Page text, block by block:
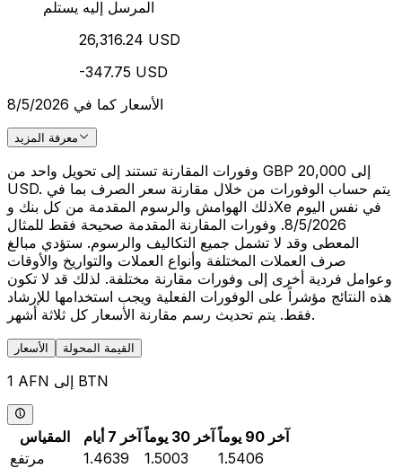
المرسل إليه يستلم
26,316.24 USD
-347.75 USD
الأسعار كما في 8/5/2026
معرفة المزيد
وفورات المقارنة تستند إلى تحويل واحد من GBP 20,000 إلى
USD. يتم حساب الوفورات من خلال مقارنة سعر الصرف بما في
ذلك الهوامش والرسوم المقدمة من كل بنك وXe في نفس اليوم
8/5/2026. وفورات المقارنة المقدمة صحيحة فقط للمثال
المعطى وقد لا تشمل جميع التكاليف والرسوم. ستؤدي مبالغ
صرف العملات المختلفة وأنواع العملات والتواريخ والأوقات
وعوامل فردية أخرى إلى وفورات مقارنة مختلفة. لذلك قد لا تكون
هذه النتائج مؤشراً على الوفورات الفعلية ويجب استخدامها للإرشاد
فقط. يتم تحديث رسم مقارنة الأسعار كل ثلاثة أشهر.
الأسعار القيمة المحولة
1 AFN إلى BTN
المقياس آخر 7 أيام آخر 30 يوماً
آخر 90 يوماً
مرتفع
1.4639 1.5003
1.5406